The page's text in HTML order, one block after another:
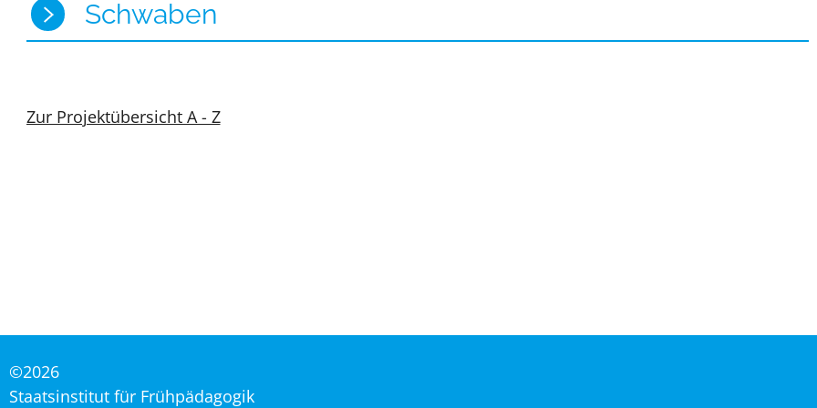
Schwaben
Zur Projektübersicht A - Z
©2026
Staatsinstitut für Frühpädagogik